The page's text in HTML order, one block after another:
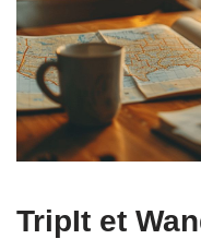
TripIt et